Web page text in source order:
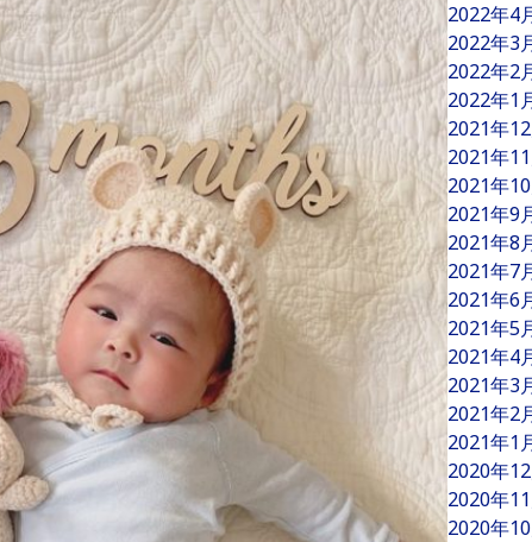
2022年4
2022年3
2022年2
2022年1
2021年
2021年
2021年
2021年9
2021年8
2021年7
2021年6
2021年5
2021年4
2021年3
2021年2
2021年1
2020年
2020年
2020年